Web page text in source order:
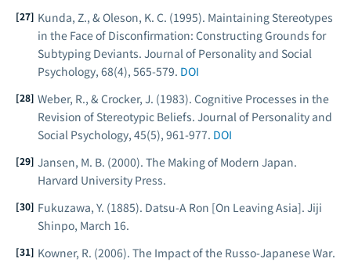
Kunda, Z., & Oleson, K. C. (1995). Maintaining Stereotypes
in the Face of Disconfirmation: Constructing Grounds for
Subtyping Deviants. Journal of Personality and Social
Psychology, 68(4), 565-579. DOI
Weber, R., & Crocker, J. (1983). Cognitive Processes in the
Revision of Stereotypic Beliefs. Journal of Personality and
Social Psychology, 45(5), 961-977. DOI
Jansen, M. B. (2000). The Making of Modern Japan.
Harvard University Press.
Fukuzawa, Y. (1885). Datsu-A Ron [On Leaving Asia]. Jiji
Shinpo, March 16.
Kowner, R. (2006). The Impact of the Russo-Japanese War.